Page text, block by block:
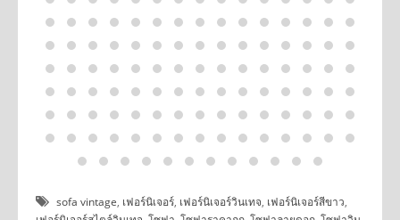
sofa vintage, เฟอร์นิเจอร์, เฟอร์นิเจอร์วินเทจ, เฟอร์นิเจอร์สีขาว,